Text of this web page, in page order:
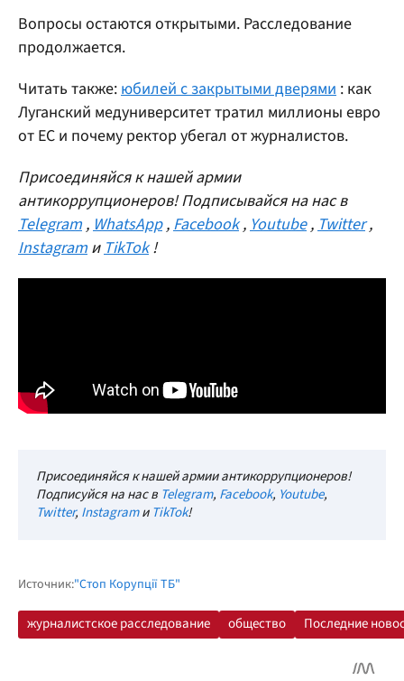
Вопросы остаются открытыми. Расследование
продолжается.
Читать также: юбилей с закрытыми дверями : как
Луганский медуниверситет тратил миллионы евро
от ЕС и почему ректор убегал от журналистов.
Присоединяйся к нашей армии
антикоррупционеров! Подписывайся на нас в
Telegram , WhatsApp , Facebook , Youtube , Twitter ,
Instagram и TikTok !
Присоединяйся к нашей армии антикоррупционеров!
Подписуйся на нас в Telegram, Facebook, Youtube,
Twitter, InstagramиTikTok!
Источник:"Стоп Корупції ТБ"
журналистское расследование общество Последние